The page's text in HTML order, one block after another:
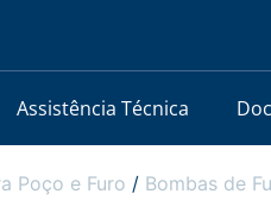
Assistência Técnica
Poço e Furo / Bombas de